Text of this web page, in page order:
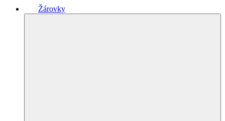
Žárovky